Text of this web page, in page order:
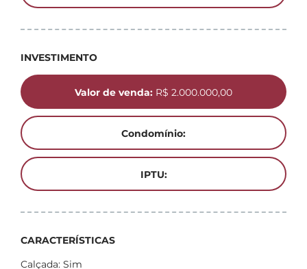
INVESTIMENTO
Valor de venda: R$ 2.000.000,00
Condomínio:
IPTU:
CARACTERÍSTICAS
Calçada: Sim